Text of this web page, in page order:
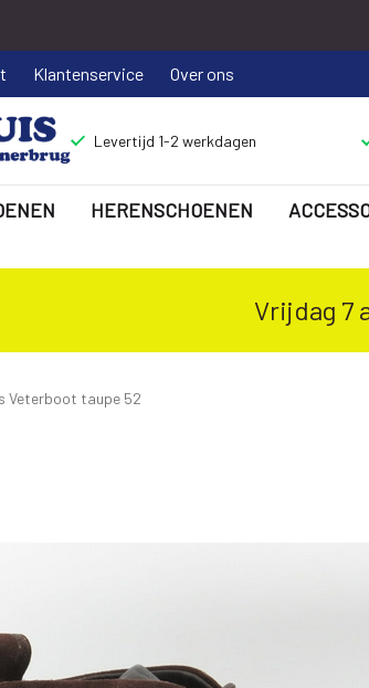
Klantenservice Over ons
Levertijd 1-2 werkdagen
HERENSCHOENEN
Vrijdag 7
Veterboot taupe 52